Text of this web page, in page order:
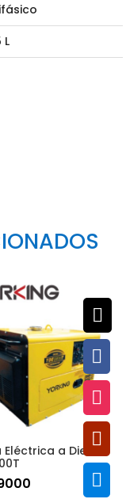





L
Eléctrica a Diesel